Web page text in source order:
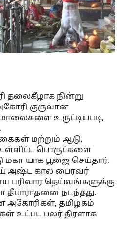
தலைகீழாக நின்று
குருவான
உருட்டியபடி,
மற்றும் ஆடு,
பொருட்களை
யாக பூஜை செய்தார்.
அஷ்ட கால பைரவர்
பரிவார தெய்வங்களுக்கு
தீபாராதனை நடந்தது.
அகோரிகள், தமிழகம்
உட்பட பலர் திரளாக